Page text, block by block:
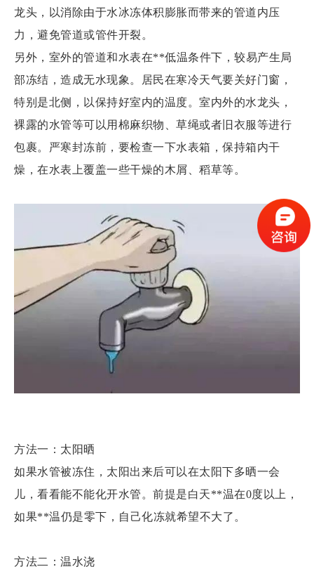
龙头，以消除由于水冰冻体积膨胀而带来的管道内压
力，避免管道或管件开裂。
另外，室外的管道和水表在**低温条件下，较易产生局
部冻结，造成无水现象。居民在寒冷天气要关好门窗，
特别是北侧，以保持好室内的温度。室内外的水龙头，
裸露的水管等可以用棉麻织物、草绳或者旧衣服等进行
包裹。严寒封冻前，要检查一下水表箱，保持箱内干
燥，在水表上覆盖一些干燥的木屑、稻草等。
方法一：太阳晒
如果水管被冻住，太阳出来后可以在太阳下多晒一会
儿，看看能不能化开水管。前提是白天**温在0度以上，
如果**温仍是零下，自己化冻就希望不大了。
方法二：温水浇